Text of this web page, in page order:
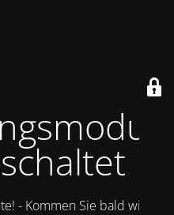
- Kommen Sie bald wieder.